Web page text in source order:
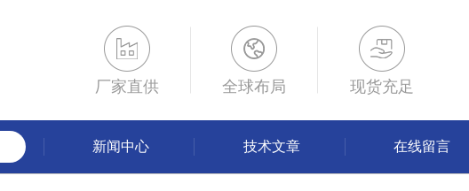
厂家直供 全球布局 现货充足
新闻中心 技术文章 在线留言